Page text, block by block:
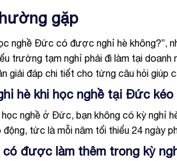
gặp
nghề Đức có được nghỉ hè không?”,
trường tạm nghỉ phải đi làm tại
giải đáp chi tiết cho từng câu hỏi giúp
hè khi học nghề tại Đức kéo
học nghề ở Đức, bạn không có kỳ nghỉ
động, tức là mỗi năm tối thiểu 24 ngày
có được làm thêm trong kỳ